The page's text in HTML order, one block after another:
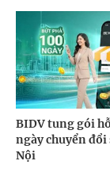
BIDV tung gói
ngày chuyển đổi
Nội